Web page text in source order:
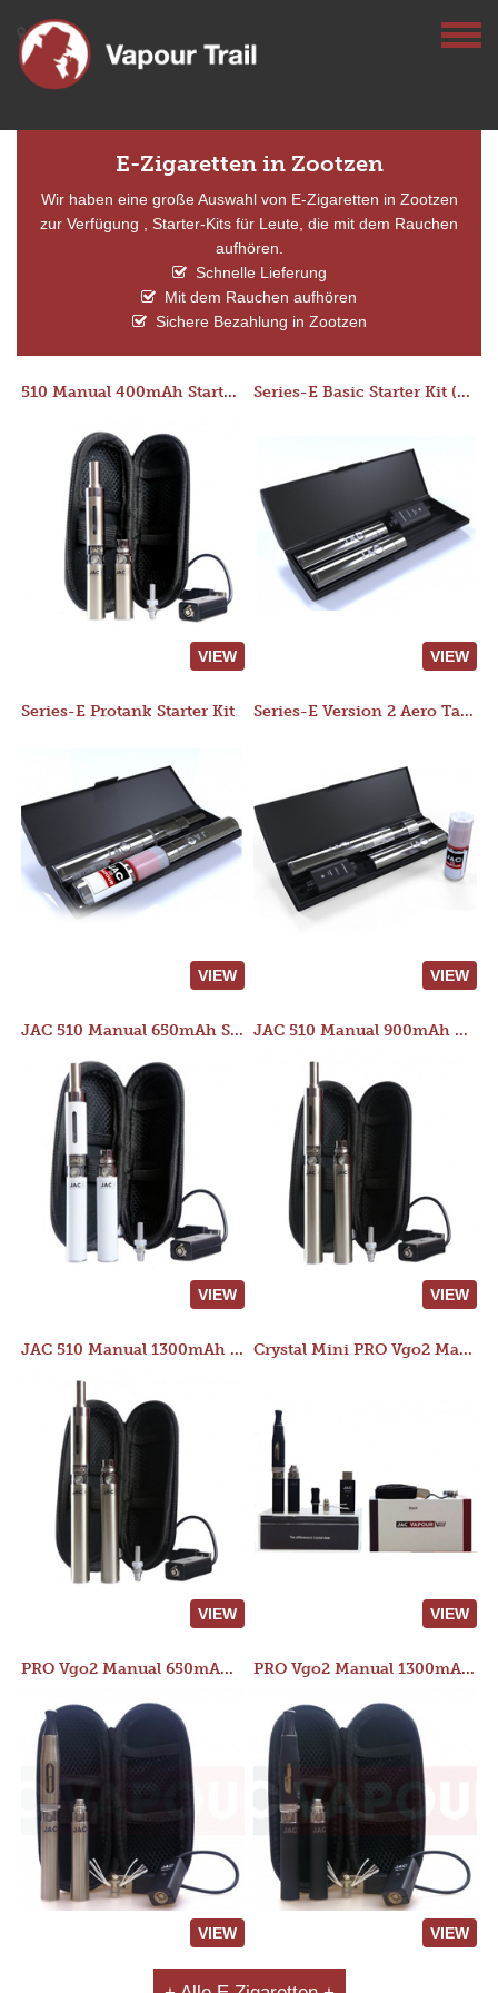
E-Zigaretten in Zootzen
Wir haben eine große Auswahl von E-Zigaretten in Zootzen
zur Verfügung , Starter-Kits für Leute, die mit dem Rauchen
aufhören.
Schnelle Lieferung
Mit dem Rauchen aufhören
Sichere Bezahlung in Zootzen
510 Manual 400mAh Starter Kit
VIEW
Series-E Basic Starter Kit (No Tank)
VIEW
Series-E Protank Starter Kit
VIEW
Series-E Version 2 Aero Tank Starter Kit
VIEW
JAC 510 Manual 650mAh Starter Kit
VIEW
JAC 510 Manual 900mAh Starter Kit
VIEW
JAC 510 Manual 1300mAh Starter Kit
VIEW
Crystal Mini PRO Vgo2 Manual 400mAh Kit
VIEW
PRO Vgo2 Manual 650mAh Kit
VIEW
PRO Vgo2 Manual 1300mAh Kit
VIEW